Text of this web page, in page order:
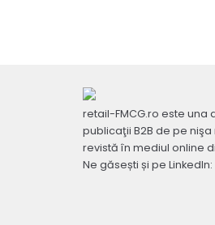
retail-FMCG.ro este
publicaţii B2B de pe nişa
revistă în mediul online
Ne găsești și pe LinkedIn: